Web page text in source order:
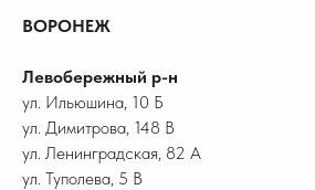
ВОРОНЕЖ
Левобережный р-н
ул. Ильюшина, 10 Б
ул. Димитрова, 148 В
ул. Ленинградская, 82 А
ул. Туполева, 5 В